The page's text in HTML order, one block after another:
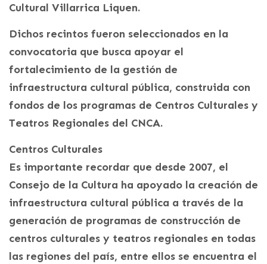
Cultural Villarrica Liquen.
Dichos recintos fueron seleccionados en la
convocatoria que busca apoyar el
fortalecimiento de la gestión de
infraestructura cultural pública, construida con
fondos de los programas de Centros Culturales y
Teatros Regionales del CNCA.
Centros Culturales
Es importante recordar que desde 2007, el
Consejo de la Cultura ha apoyado la creación de
infraestructura cultural pública a través de la
generación de programas de construcción de
centros culturales y teatros regionales en todas
las regiones del país, entre ellos se encuentra el